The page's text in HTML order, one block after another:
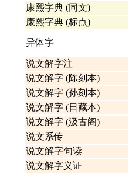
康熙字典 (同文)
康熙字典 (标点)
异体字
说文解字注
说文解字 (陈刻本)
说文解字 (孙刻本)
说文解字 (日藏本)
说文解字 (汲古阁)
说文系传
说文解字句读
说文解字义证